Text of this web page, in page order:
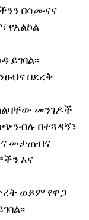
በሳሙናና
የአልኮል
በደረቅ
መንገዶች
በተጓዳኝ፣
መታጠብና
እና
ወይም የዋጋ